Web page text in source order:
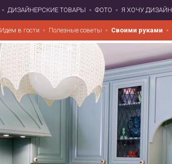
ДИЗАЙНЕРСКИЕ ТОВАРЫ ФОТО Я ХОЧУ ДИЗАЙН
Идем в гости Полезные советы Своими руками